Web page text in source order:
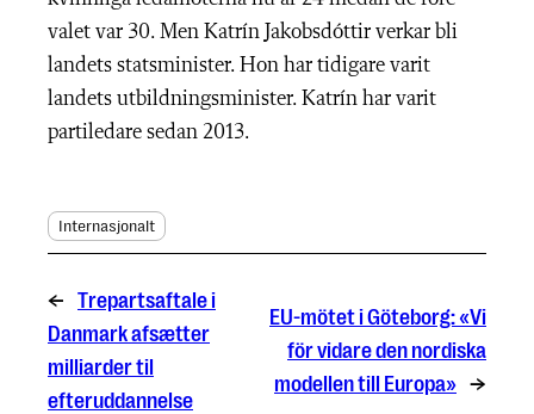
valet var 30. Men Katrín Jakobsdóttir verkar bli
landets statsminister. Hon har tidigare varit
landets utbildningsminister. Katrín har varit
partiledare sedan 2013.
Internasjonalt
← Trepartsaftale i
Danmark afsætter
milliarder til
efteruddannelse
EU-mötet i Göteborg: «Vi
för vidare den nordiska
modellen till Europa» →